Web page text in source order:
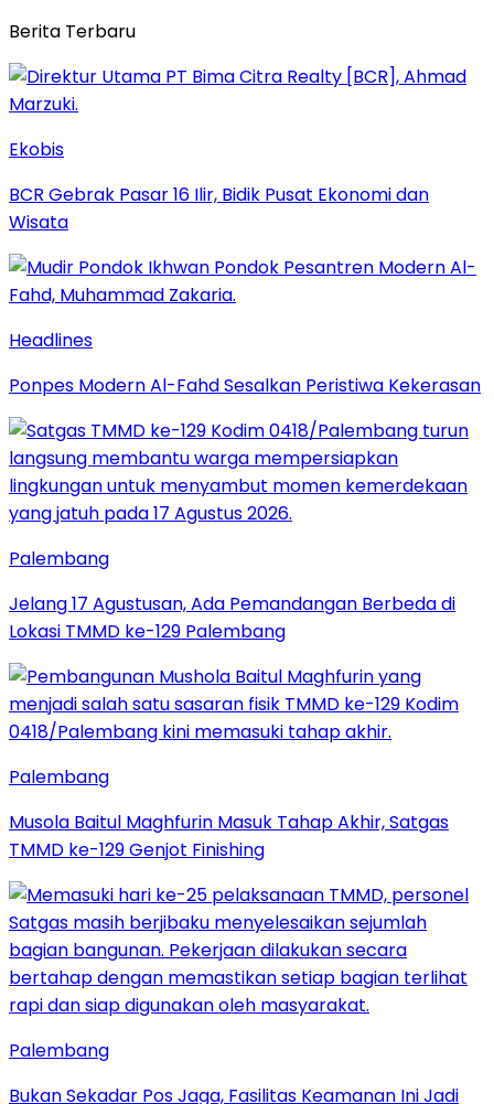
Berita Terbaru
Ekobis
BCR Gebrak Pasar 16 Ilir, Bidik Pusat Ekonomi dan
Wisata
Headlines
Ponpes Modern Al-Fahd Sesalkan Peristiwa Kekerasan
Palembang
Jelang 17 Agustusan, Ada Pemandangan Berbeda di
Lokasi TMMD ke-129 Palembang
Palembang
Musola Baitul Maghfurin Masuk Tahap Akhir, Satgas
TMMD ke-129 Genjot Finishing
Palembang
Bukan Sekadar Pos Jaga, Fasilitas Keamanan Ini Jadi